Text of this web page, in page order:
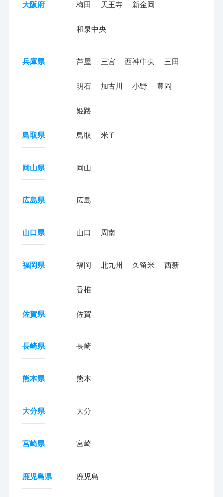
大阪府 梅田 天王寺 新金岡
和泉中央
兵庫県 芦屋 三宮 西神中央 三田
明石 加古川 小野 豊岡
姫路
鳥取県 鳥取 米子
岡山県 岡山
広島県 広島
山口県 山口 周南
福岡県 福岡 北九州 久留米 西新
香椎
佐賀県 佐賀
長崎県 長崎
熊本県 熊本
大分県 大分
宮崎県 宮崎
鹿児島県 鹿児島